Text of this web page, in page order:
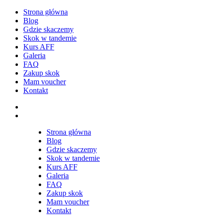
Strona główna
Blog
Gdzie skaczemy
Skok w tandemie
Kurs AFF
Galeria
FAQ
Zakup skok
Mam voucher
Kontakt
Strona główna
Blog
Gdzie skaczemy
Skok w tandemie
Kurs AFF
Galeria
FAQ
Zakup skok
Mam voucher
Kontakt